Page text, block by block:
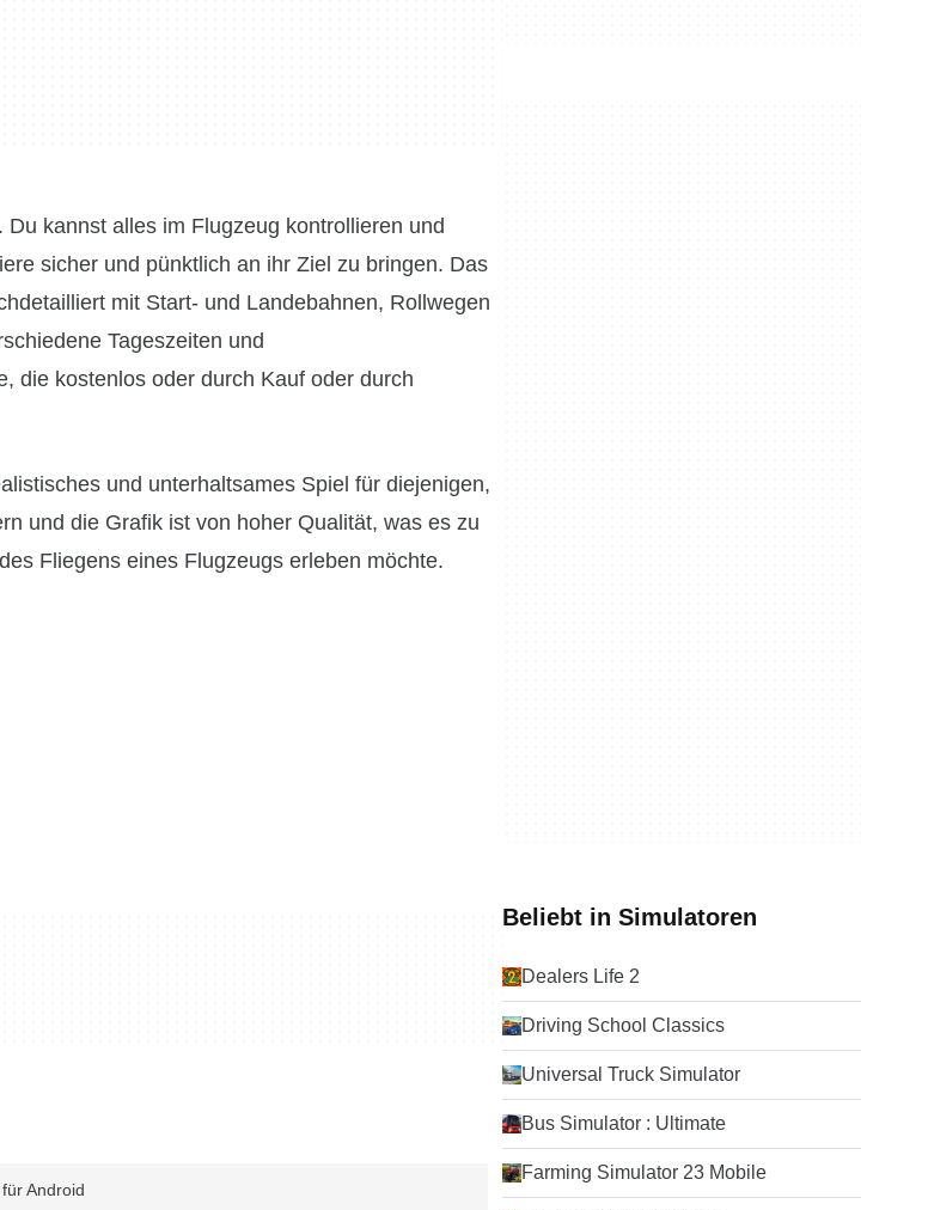
kannst alles im Flugzeug kontrollieren und
sicher und pünktlich an ihr Ziel zu bringen. Das
mit Start- und Landebahnen, Rollwegen
Tageszeiten und
die kostenlos oder durch Kauf oder durch
und unterhaltsames Spiel für diejenigen,
und die Grafik ist von hoher Qualität, was es zu
Fliegens eines Flugzeugs erleben möchte.
Android
Beliebt in Simulatoren
Dealers Life 2
Driving School Classics
Universal Truck Simulator
Bus Simulator : Ultimate
Farming Simulator 23 Mobile